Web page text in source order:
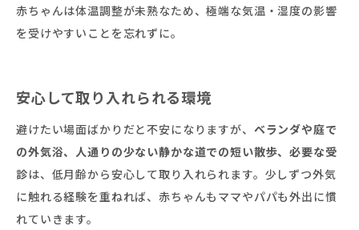
赤ちゃんは体温調整が未熟なため、極端な気温・湿度の影響
を受けやすいことを忘れずに。
安心して取り入れられる環境
避けたい場面ばかりだと不安になりますが、 ベランダや庭で
の外気浴、人通りの少ない静かな道での短い散歩、必要な受
診は、低月齢から安心して取り入れられます。少しずつ外気
に触れる経験を重ねれば、赤ちゃんもママやパパも外出に慣
れていきます。